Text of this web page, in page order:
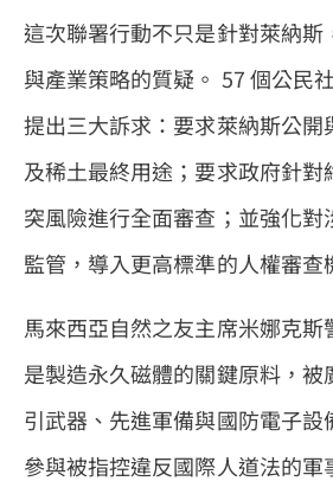
這次聯署行動不只是針對萊納斯
與產業策略的質疑。 57 個公民
提出三大訴求：要求萊納斯公開
及稀土最終用途；要求政府針對
突風險進行全面審查；並強化對
監管，導入更高標準的人權審查
馬來西亞自然之友主席米娜克斯
是製造永久磁體的關鍵原料，被
引武器、先進軍備與國防電子設
參與被指控違反國際人道法的軍